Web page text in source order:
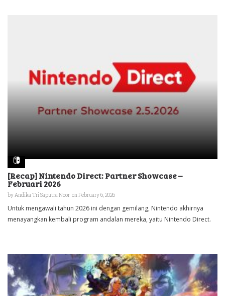
[Recap] Nintendo Direct: Partner Showcase –
Februari 2026
byAndika Tri Saputra Noor on February 6, 2026
Untuk mengawali tahun 2026 ini dengan gemilang, Nintendo akhirnya
menayangkan kembali program andalan mereka, yaitu Nintendo Direct.